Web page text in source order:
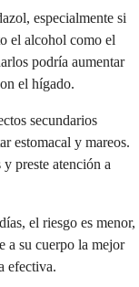
especialmente si
el alcohol como el
podría aumentar
el hígado.
secundarios
estomacal y mareos.
preste atención a
el riesgo es menor,
a su cuerpo la mejor
efectiva.